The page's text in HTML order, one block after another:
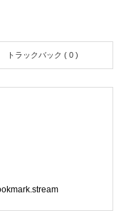
トラックバック ( 0 )